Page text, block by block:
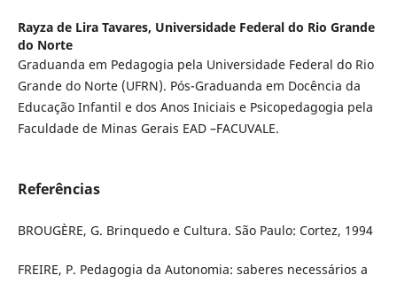
Rayza de Lira Tavares, Universidade Federal do Rio Grande
do Norte
Graduanda em Pedagogia pela Universidade Federal do Rio
Grande do Norte (UFRN). Pós-Graduanda em Docência da
Educação Infantil e dos Anos Iniciais e Psicopedagogia pela
Faculdade de Minas Gerais EAD –FACUVALE.
Referências
BROUGÈRE, G. Brinquedo e Cultura. São Paulo: Cortez, 1994
FREIRE, P. Pedagogia da Autonomia: saberes necessários a